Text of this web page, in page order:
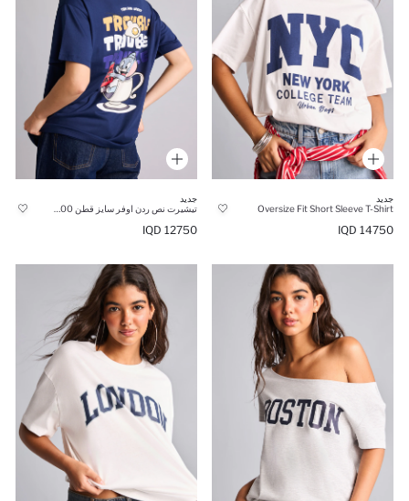
جديد
Oversize Fit Short Sleeve T-Shirt
14750 IQD
جديد
12750 IQD